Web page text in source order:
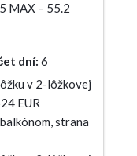
MAX – 55.2
dní: 6
v 2-lôžkovej
EUR
strana